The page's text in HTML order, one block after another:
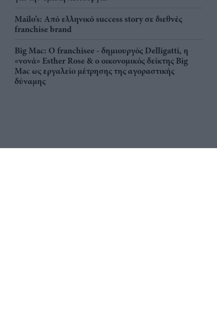
Mailo’s: Από ελληνικό success story σε διεθνές
franchise brand
Big Mac: Ο franchisee - δημιουργός Delligatti, η
«νονά» Esther Rose & ο οικονομικός δείκτης Big
Mac ως εργαλείο μέτρησης της αγοραστικής
δύναμης